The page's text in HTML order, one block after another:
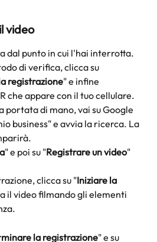
video
dal punto in cui l'hai interrotta.
di verifica, clicca su
registrazione" e infine
che appare con il tuo cellulare.
portata di mano, vai su Google
business" e avvia la ricerca. La
" e poi su "Registrare un video"
clicca su "Iniziare la
il video filmando gli elementi
la registrazione" e su